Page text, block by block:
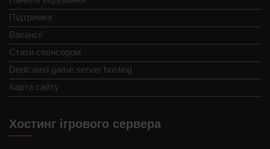
Підтримка
Вакансії
Стати спонсором
Dedicated game server hosting
Карта сайту
Хостинг ігрового сервера